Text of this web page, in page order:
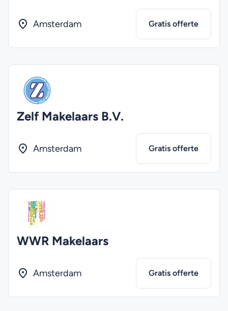
Amsterdam Gratis offerte
Zelf Makelaars B.V.
Amsterdam Gratis offerte
WWR Makelaars
Amsterdam Gratis offerte